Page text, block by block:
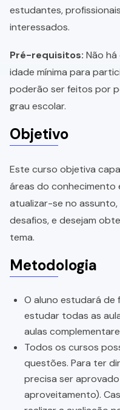
estudantes,
interessados.
Pré-requisitos: Não
idade mínima para
poderão ser feitos por
grau escolar.
Objetivo
Este curso objetiva
áreas do conhecimento
atualizar-se no
desafios, e desejam
tema.
Metodologia
O aluno estudará de
estudar todas as
aulas
Todos os cursos
questões. Para ter
precisa ser
aproveitamento).